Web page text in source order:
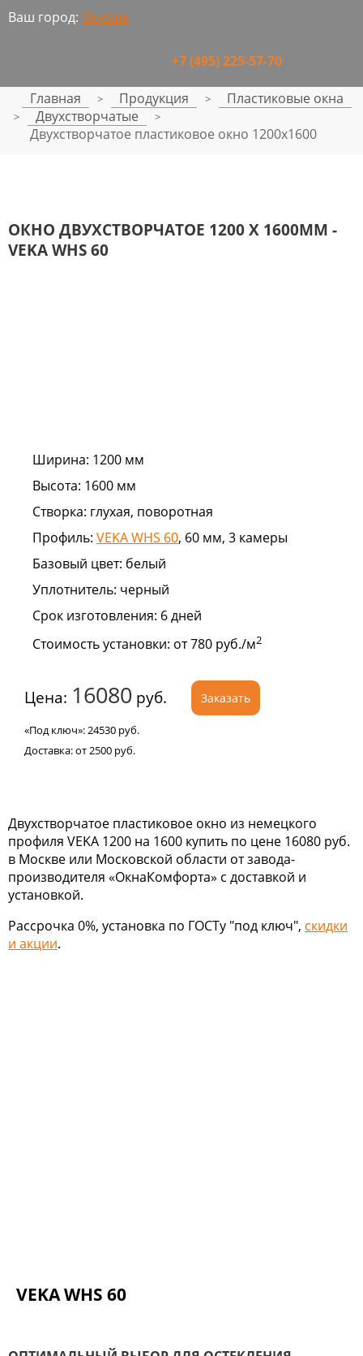
Ваш город: Москва
+7 (495) 225-57-70
Главная > Продукция > Пластиковые окна
> Двухстворчатые >
Двухстворчатое пластиковое окно 1200x1600
ОКНО ДВУХСТВОРЧАТОЕ 1200 Х 1600ММ -
VEKA WHS 60
Ширина: 1200 мм
Высота: 1600 мм
Створка: глухая, поворотная
Профиль: VEKA WHS 60, 60 мм, 3 камеры
Базовый цвет: белый
Уплотнитель: черный
Срок изготовления: 6 дней
Стоимость установки: от 780 руб./м2
Цена: 16080 руб.
«Под ключ»:24530 руб.
Доставка:от 2500 руб.
Заказать
Двухстворчатое пластиковое окно из немецкого
профиля VEKA 1200 на 1600 купить по цене 16080 руб.
в Москве или Московской области от завода-
производителя «ОкнаКомфорта» с доставкой и
установкой.
Рассрочка 0%, установка по ГОСТу "под ключ", скидки
и акции.
VEKA WHS 60